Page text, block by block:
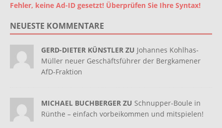
Fehler, keine Ad-ID gesetzt! Überprüfen Sie Ihre Syntax!
NEUESTE KOMMENTARE
GERD-DIETER KÜNSTLER ZU Johannes Kohlhas-
Müller neuer Geschäftsführer der Bergkamener
AfD-Fraktion
MICHAEL BUCHBERGER ZU Schnupper-Boule in
Rünthe – einfach vorbeikommen und mitspielen!